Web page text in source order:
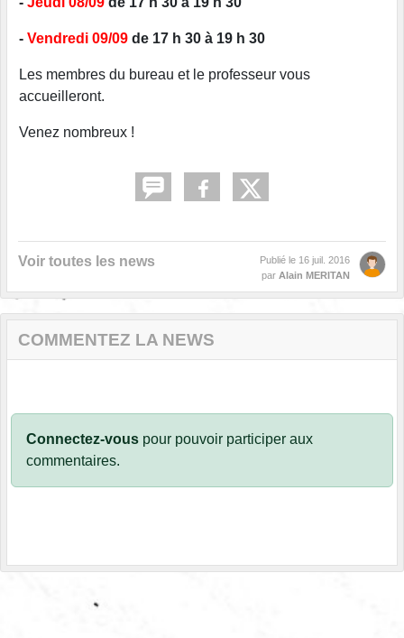
-Vendredi 09/09 de 17 h 30 à 19 h 30
Les membres du bureau et le professeur vous
accueilleront.
Venez nombreux !
Voir toutes les news Publié le 16 juil. 2016
par Alain MERITAN
COMMENTEZ LA NEWS
Connectez-vous pour pouvoir participer aux
commentaires.